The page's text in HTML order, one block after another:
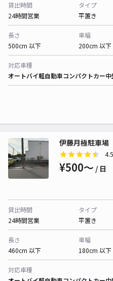
貸出時間
24時間営業
タイプ
平置き
長さ
500cm 以下
車幅
200cm 以下
対応車種
オートバイ軽自動車コンパクトカー
伊藤月極駐車場
4.5
¥500〜 / 日
貸出時間
24時間営業
タイプ
平置き
長さ
460cm 以下
車幅
180cm 以下
対応車種